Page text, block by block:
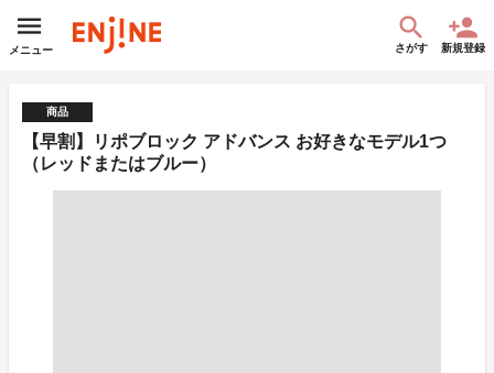
メニュー さがす 新規登録
商品
【早割】リポブロック アドバンス お好きなモデル1つ
（レッドまたはブルー）